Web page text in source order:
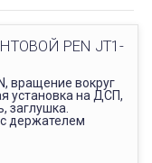
PEN JT1-
вращение вокруг
установка на ДСП,
заглушка.
держателем